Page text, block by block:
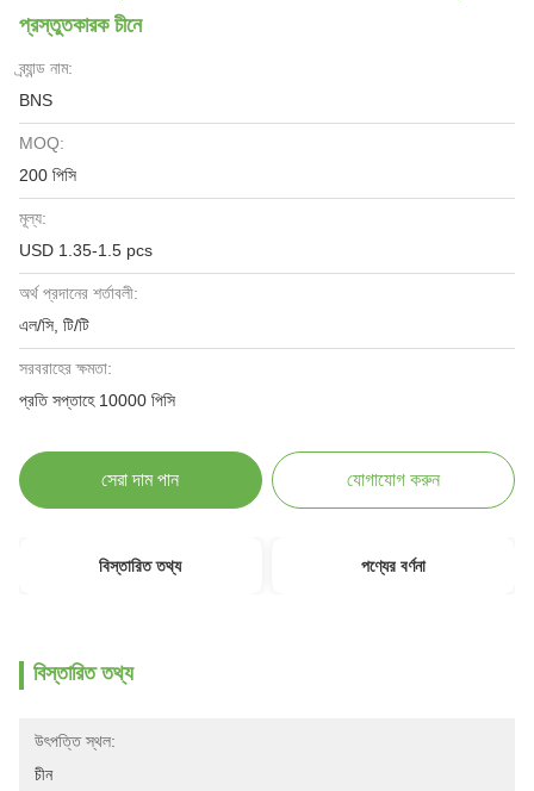
প্রস্তুতকারক চীনে
ব্র্যান্ড নাম:
BNS
MOQ:
200 পিসি
মূল্য:
USD 1.35-1.5 pcs
অর্থ প্রদানের শর্তাবলী:
এল/সি, টি/টি
সরবরাহের ক্ষমতা:
প্রতি সপ্তাহে 10000 পিসি
সেরা দাম পান যোগাযোগ করুন
বিস্তারিত তথ্য পণ্যের বর্ণনা
বিস্তারিত তথ্য
উৎপত্তি স্থল:
চীন